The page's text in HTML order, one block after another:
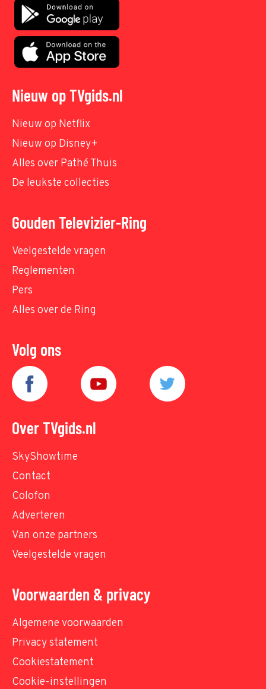
Nieuw op TVgids.nl
Nieuw op Netflix
Nieuw op Disney+
Alles over Pathé Thuis
De leukste collecties
Gouden Televizier-Ring
Veelgestelde vragen
Reglementen
Pers
Alles over de Ring
Volg ons
Over TVgids.nl
SkyShowtime
Contact
Colofon
Adverteren
Van onze partners
Veelgestelde vragen
Voorwaarden & privacy
Algemene voorwaarden
Privacy statement
Cookiestatement
Cookie-instellingen